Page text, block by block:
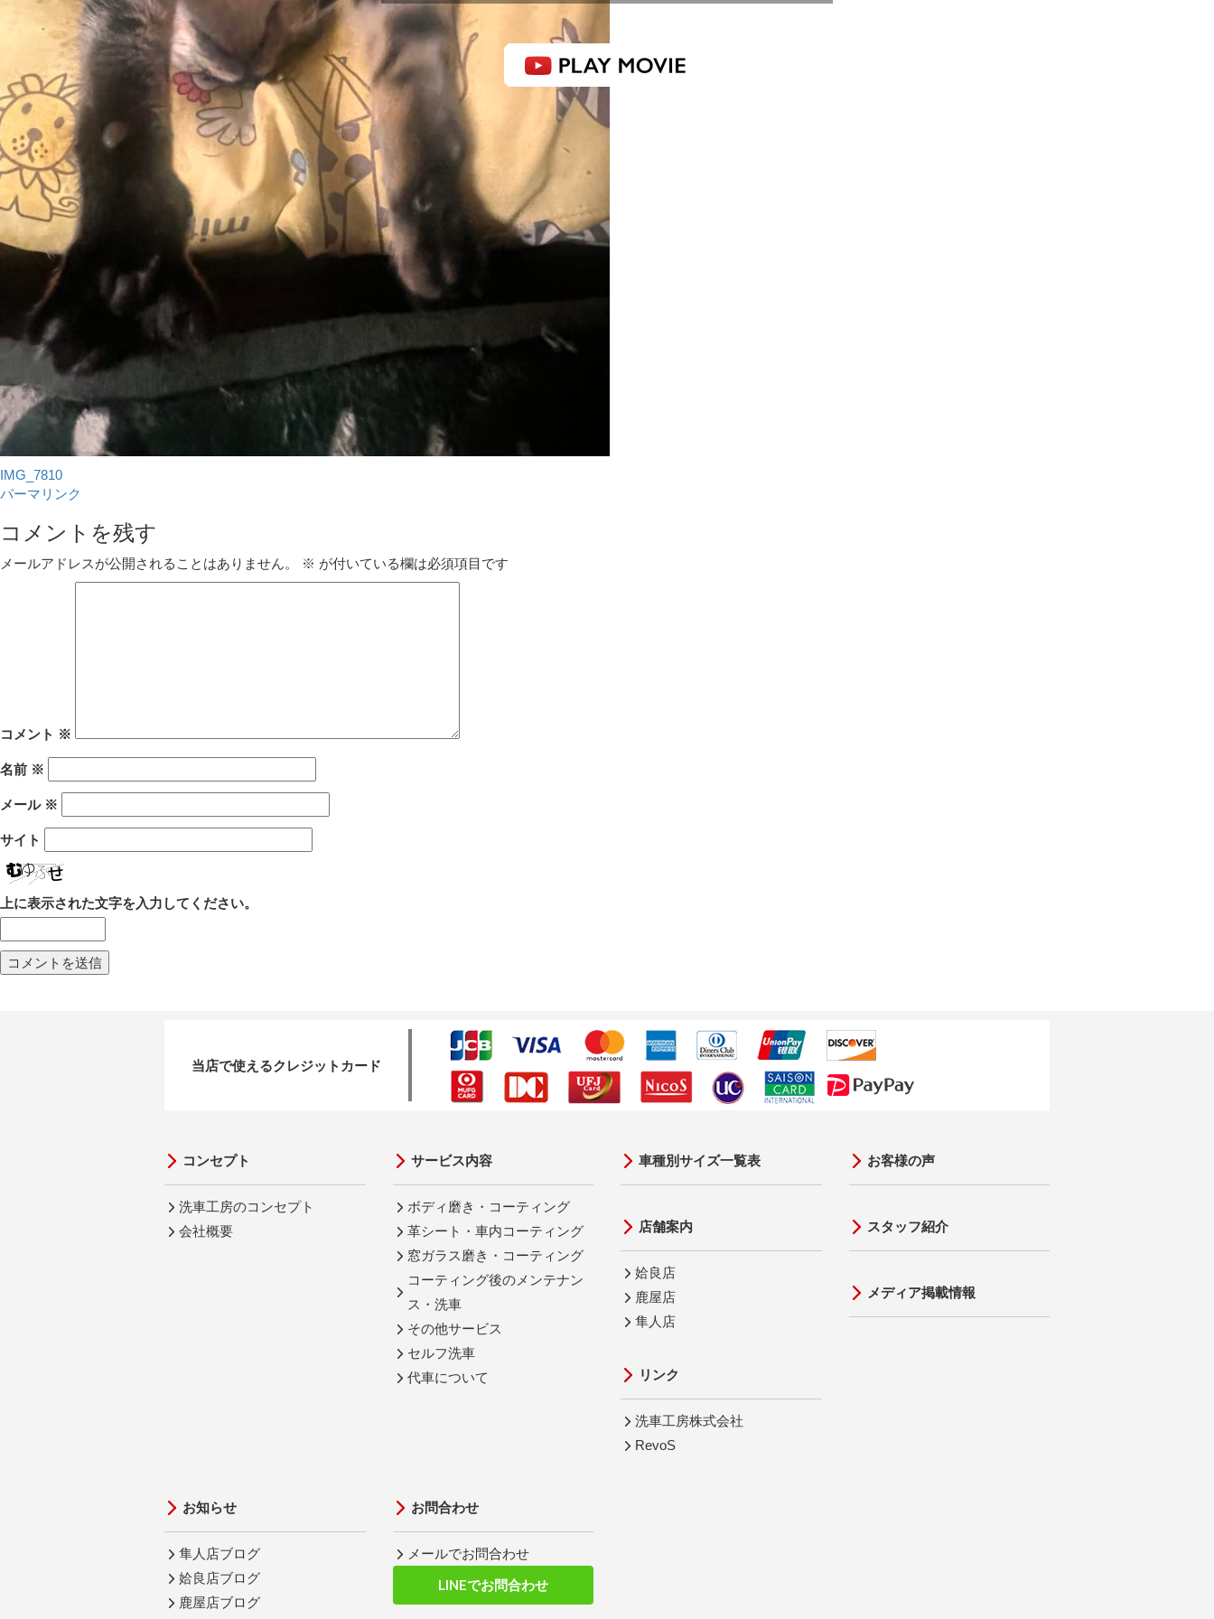
感動品質 洗車工房
IMG_7810
パーマリンク
コメントを残す
メールアドレスが公開されることはありません。 ※ が付いている欄は必須項目です
コメント ※
名前 ※
メール ※
サイト
上に表示された文字を入力してください。
当店で使えるクレジットカード
コンセプト
洗車工房のコンセプト
会社概要
サービス内容
ボディ磨き・コーティング
革シート・車内コーティング
窓ガラス磨き・コーティング
コーティング後のメンテナン
ス・洗車
その他サービス
セルフ洗車
代車について
車種別サイズ一覧表
店舗案内
姶良店
鹿屋店
隼人店
リンク
洗車工房株式会社
RevoS
お客様の声
スタッフ紹介
メディア掲載情報
お知らせ
隼人店ブログ
姶良店ブログ
鹿屋店ブログ
お問合わせ
メールでお問合わせ
LINEでお問合わせ